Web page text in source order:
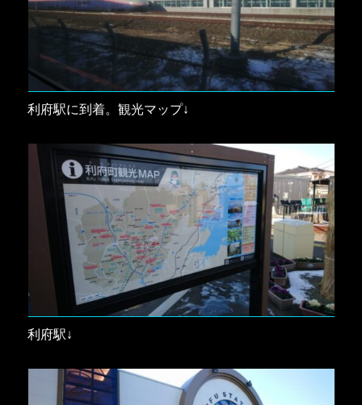
利府駅に到着。観光マップ↓
利府駅↓